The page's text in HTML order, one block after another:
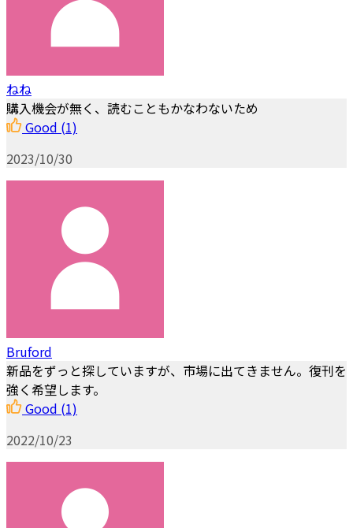
ねね
購入機会が無く、読むこともかなわないため
Good (1)
2023/10/30
Bruford
新品をずっと探していますが、市場に出てきません。復刊を
強く希望します。
Good (1)
2022/10/23